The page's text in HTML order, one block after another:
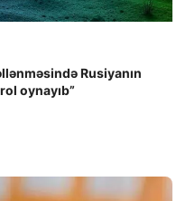
Rusiyanın
oynayıb”